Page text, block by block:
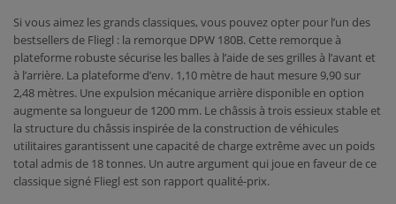
Si vous aimez les grands classiques, vous pouvez opter pour l’un des
bestsellers de Fliegl : la remorque DPW 180B. Cette remorque à
plateforme robuste sécurise les balles à l’aide de ses grilles à l’avant et
à l’arrière. La plateforme d’env. 1,10 mètre de haut mesure 9,90 sur
2,48 mètres. Une expulsion mécanique arrière disponible en option
augmente sa longueur de 1200 mm. Le châssis à trois essieux stable et
la structure du châssis inspirée de la construction de véhicules
utilitaires garantissent une capacité de charge extrême avec un poids
total admis de 18 tonnes. Un autre argument qui joue en faveur de ce
classique signé Fliegl est son rapport qualité-prix.